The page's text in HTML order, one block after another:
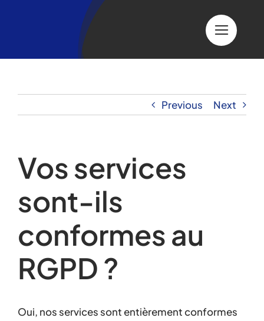
Previous Next
Vos services
sont-ils
conformes au
RGPD ?
Oui, nos services sont entièrement conformes